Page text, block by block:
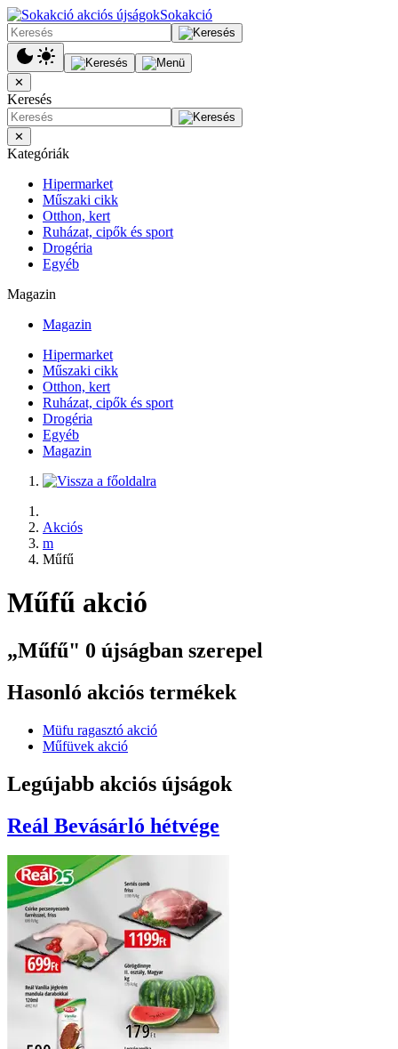
Sokakció
✕
Keresés
✕
Kategóriák
Hipermarket
Műszaki cikk
Otthon, kert
Ruházat, cipők és sport
Drogéria
Egyéb
Magazin
Magazin
Hipermarket
Műszaki cikk
Otthon, kert
Ruházat, cipők és sport
Drogéria
Egyéb
Magazin
Akciós
m
Műfű
Műfű akció
„Műfű" 0 újságban szerepel
Hasonló akciós termékek
Müfu ragasztó akció
Műfüvek akció
Legújabb akciós újságok
Reál Bevásárló hétvége